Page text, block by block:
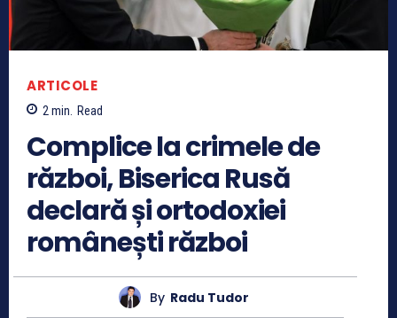
ARTICOLE
2min. Read
Complice la crimele de
război, Biserica Rusă
declară și ortodoxiei
românești război
By Radu Tudor